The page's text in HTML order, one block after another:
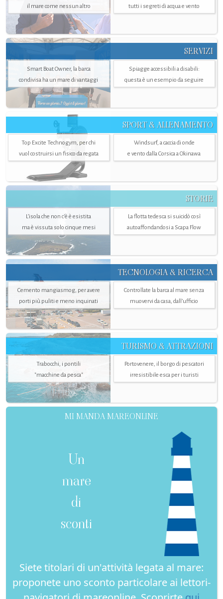
il mare come nessun altro tutti i segreti di acqua e vento
SERVIZI
Smart Boat Owner, la barca
condivisa ha un mare di vantaggi
Spiagge accessibili a disabili:
questa è un esempio da seguire
SPORT & ALLENAMENTO
Top Excite Technogym, per chi
vuol costruirsi un fisico da regata
Windsurf, a caccia di onde
e vento dalla Corsica a Okinawa
STORIE
L’isola che non c'è è esistita
ma è vissuta solo cinque mesi
La flotta tedesca si suicidò così
autoaffondandosi a Scapa Flow
TECNOLOGIA & RICERCA
Cemento mangiasmog, per avere
porti più puliti e meno inquinati
Controllate la barca al mare senza
muovervi da casa, dall’ufficio
TURISMO & ATTRAZIONI
Trabocchi, i pontili
"macchine da pesca"
Portovenere, il borgo di pescatori
irresistibile esca per i turisti
MI MANDA MAREONLINE
Un
mare
di
sconti
Siete titolari di un'attività legata al mare:
proponete uno sconto particolare ai lettori-